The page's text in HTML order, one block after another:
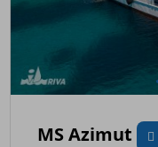
MS Azimut